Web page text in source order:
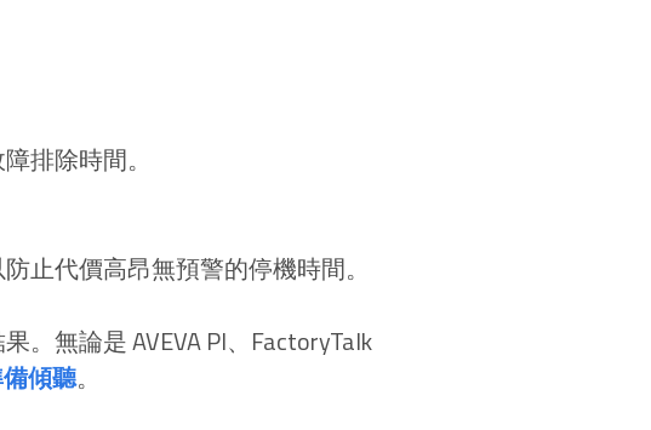
排除時間。
止代價高昂無預警的停機時間。
無論是 AVEVA PI、FactoryTalk
傾聽。